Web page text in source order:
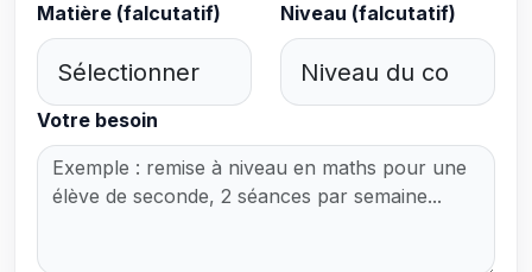
Matière (falcutatif) Niveau (falcutatif)
Votre besoin